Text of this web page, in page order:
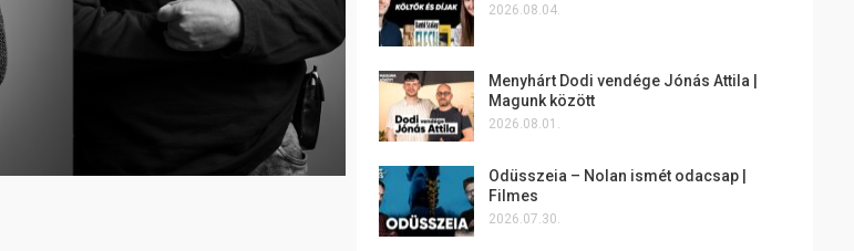
2026.08.04.
Menyhárt Dodi vendége Jónás Attila |
Magunk között
2026.08.01.
Odüsszeia – Nolan ismét odacsap |
Filmes
2026.07.30.